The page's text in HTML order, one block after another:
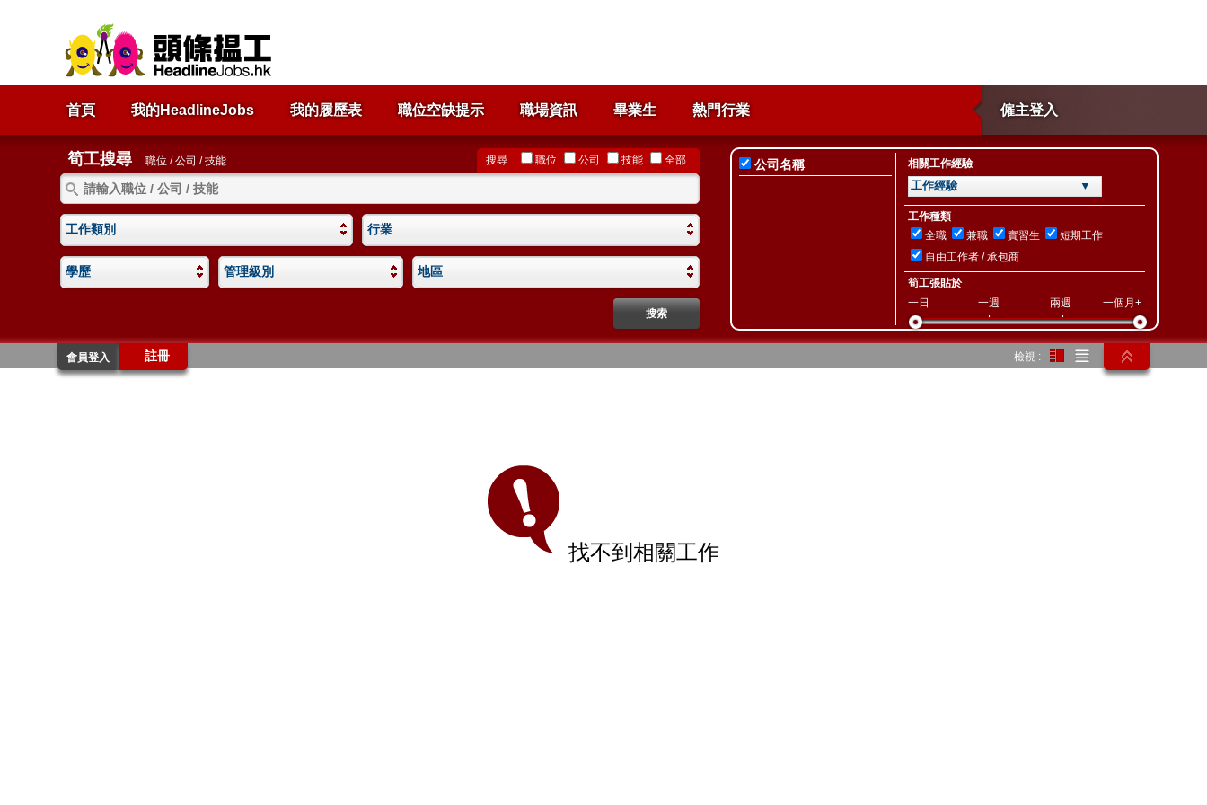
首頁 我的HeadlineJobs 我的履歷表 職位空缺提示 職場資訊 畢業生 僱主登入
熱門行業
筍工搜尋 職位 / 公司 / 技能 搜尋 職位 公司 技能 全部
工作類別 行業
學歷 管理級別 地區
公司名稱 相關工作經驗
工作經驗 ▼
工作種類
全職
兼職 實習生
短期工作
自由工作者 / 承包商
筍工張貼於
一日
一週 兩週 一個月+
會員登入 註冊 檢視 :
找不到相關工作